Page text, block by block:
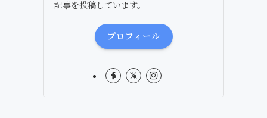
記事を投稿しています。
プロフィール